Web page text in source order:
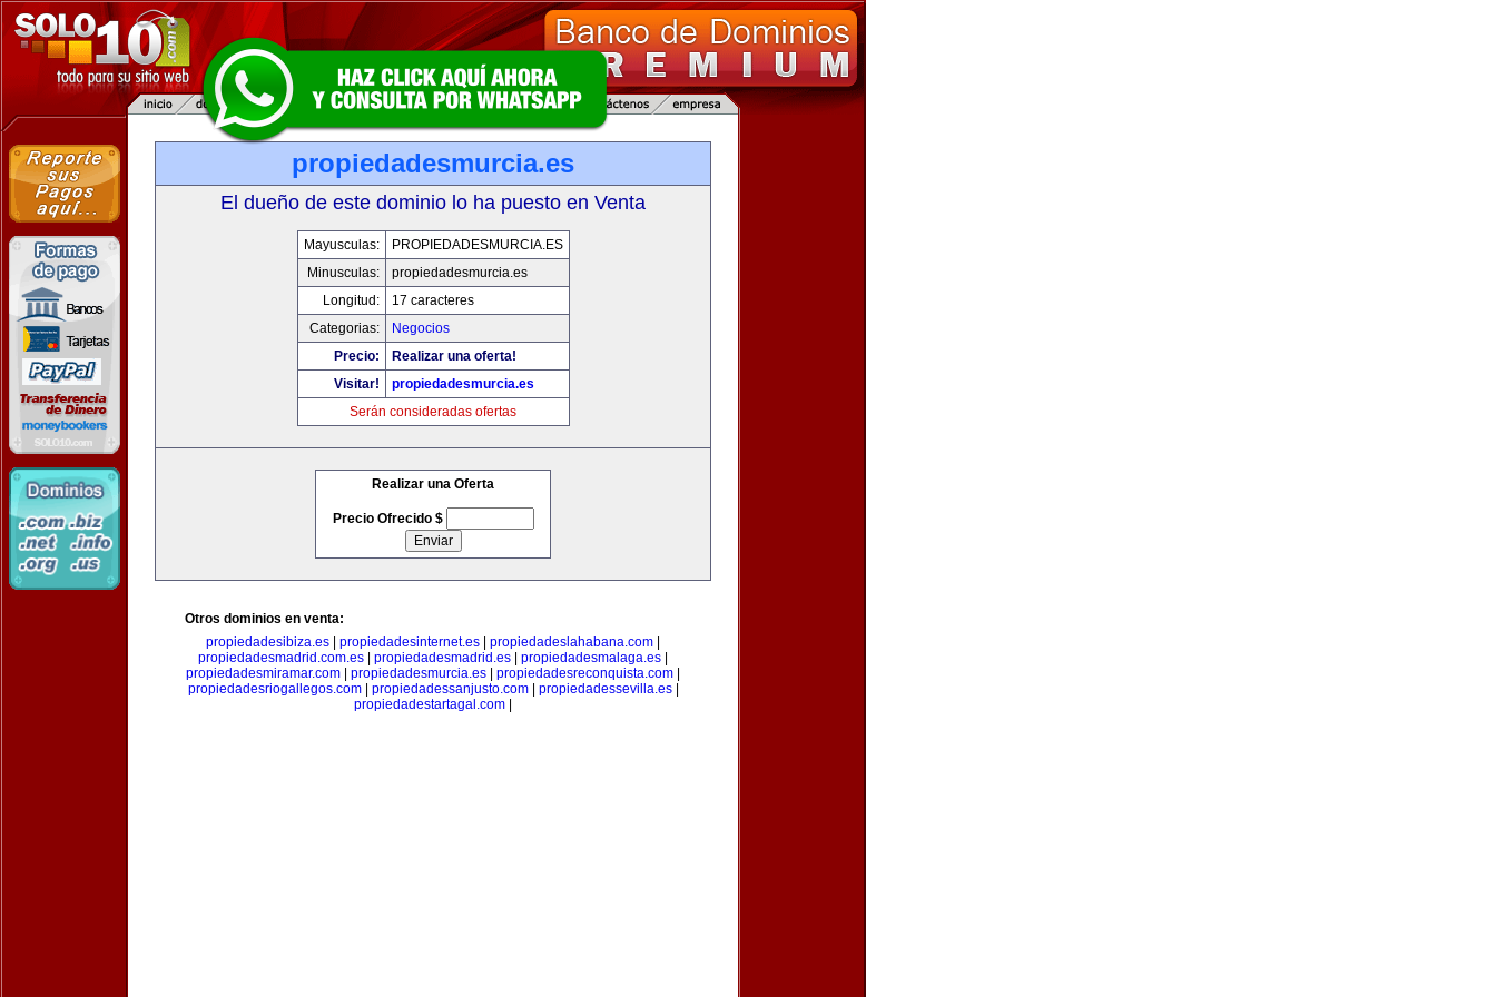
propiedadesmurcia.es
El dueño de este dominio lo ha puesto en Venta
Mayusculas:
PROPIEDADESMURCIA.ES
Minusculas:
propiedadesmurcia.es
Longitud:
17 caracteres
Categorias:
Negocios
Precio:
Realizar una oferta!
Visitar!
propiedadesmurcia.es
Serán consideradas ofertas
Realizar una Oferta
Precio Ofrecido $
Otros dominios en venta:
propiedadesibiza.es
propiedadesinternet.es propiedadeslahabana.com
propiedadesmadrid.com.es
propiedadesmadrid.es propiedadesmalaga.es
propiedadesmiramar.com
propiedadesmurcia.es propiedadesreconquista.com
propiedadesriogallegos.com| propiedadessanjusto.com| propiedadessevilla.es|
propiedadestartagal.com